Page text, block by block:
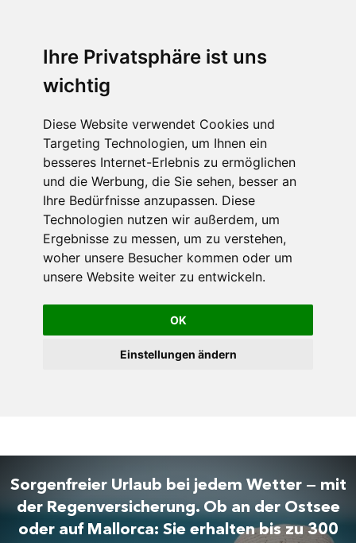
Ihre Privatsphäre ist uns
wichtig
Diese Website verwendet Cookies und
Targeting Technologien, um Ihnen ein
besseres Internet-Erlebnis zu ermöglichen
und die Werbung, die Sie sehen, besser an
Ihre Bedürfnisse anzupassen. Diese
Technologien nutzen wir außerdem, um
Ergebnisse zu messen, um zu verstehen,
woher unsere Besucher kommen oder um
unsere Website weiter zu entwickeln.
OK
Einstellungen ändern
Sorgenfreier Urlaub bei jedem Wetter — mit
der Regenversicherung. Ob an der Ostsee
oder auf Mallorca: Sie erhalten bis zu 300